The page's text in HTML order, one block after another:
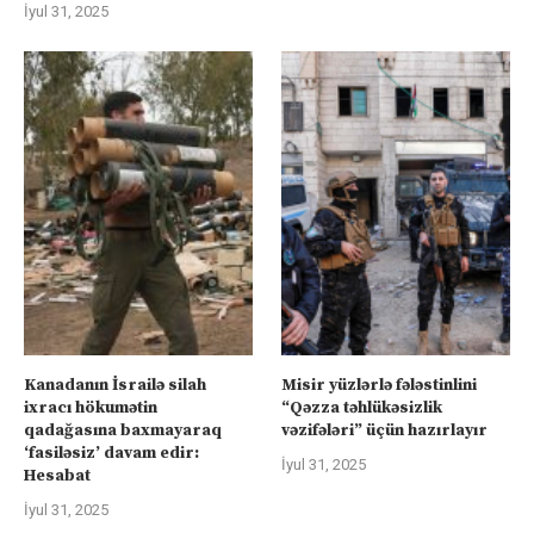
İyul 31, 2025
Kanadanın İsrailə silah
ixracı hökumətin
qadağasına baxmayaraq
‘fasiləsiz’ davam edir:
Hesabat
İyul 31, 2025
Misir yüzlərlə fələstinlini
“Qəzza təhlükəsizlik
vəzifələri” üçün hazırlayır
İyul 31, 2025